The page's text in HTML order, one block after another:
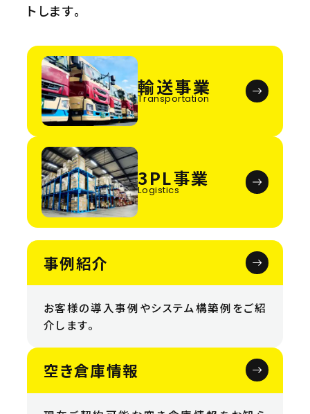
トします。
輸送事業
Transportation
3PL事業
Logistics
事例紹介
お客様の導入事例やシステム構築例をご紹
介します。
空き倉庫情報